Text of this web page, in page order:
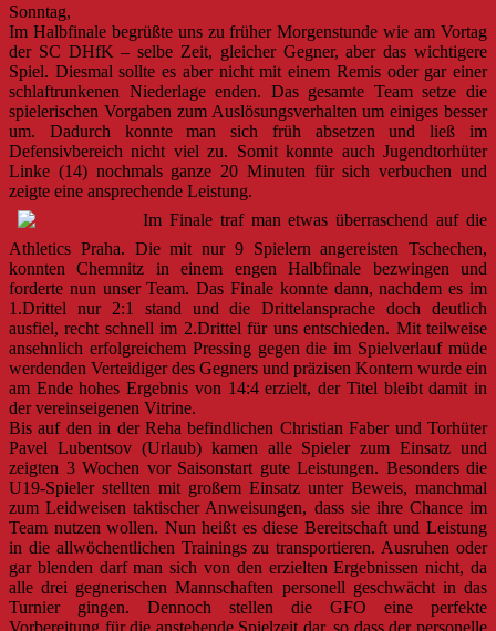
Sonntag,
Im Halbfinale begrüßte uns zu früher Morgenstunde wie am Vortag
der SC DHfK – selbe Zeit, gleicher Gegner, aber das wichtigere
Spiel. Diesmal sollte es aber nicht mit einem Remis oder gar einer
schlaftrunkenen Niederlage enden. Das gesamte Team setze die
spielerischen Vorgaben zum Auslösungsverhalten um einiges besser
um. Dadurch konnte man sich früh absetzen und ließ im
Defensivbereich nicht viel zu. Somit konnte auch Jugendtorhüter
Linke (14) nochmals ganze 20 Minuten für sich verbuchen und
zeigte eine ansprechende Leistung.
Im Finale traf man etwas überraschend auf die
Athletics Praha. Die mit nur 9 Spielern angereisten Tschechen,
konnten Chemnitz in einem engen Halbfinale bezwingen und
forderte nun unser Team. Das Finale konnte dann, nachdem es im
1.Drittel nur 2:1 stand und die Drittelansprache doch deutlich
ausfiel, recht schnell im 2.Drittel für uns entschieden. Mit teilweise
ansehnlich erfolgreichem Pressing gegen die im Spielverlauf müde
werdenden Verteidiger des Gegners und präzisen Kontern wurde ein
am Ende hohes Ergebnis von 14:4 erzielt, der Titel bleibt damit in
der vereinseigenen Vitrine.
Bis auf den in der Reha befindlichen Christian Faber und Torhüter
Pavel Lubentsov (Urlaub) kamen alle Spieler zum Einsatz und
zeigten 3 Wochen vor Saisonstart gute Leistungen. Besonders die
U19-Spieler stellten mit großem Einsatz unter Beweis, manchmal
zum Leidweisen taktischer Anweisungen, dass sie ihre Chance im
Team nutzen wollen. Nun heißt es diese Bereitschaft und Leistung
in die allwöchentlichen Trainings zu transportieren. Ausruhen oder
gar blenden darf man sich von den erzielten Ergebnissen nicht, da
alle drei gegnerischen Mannschaften personell geschwächt in das
Turnier gingen. Dennoch stellen die GFO eine perfekte
Vorbereitung für die anstehende Spielzeit dar, so dass der personelle